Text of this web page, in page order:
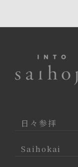
日々参拝
Saihokai